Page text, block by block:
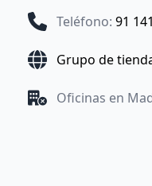
Teléfono: 91
Grupo de
Oficinas en